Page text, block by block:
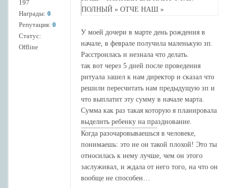
197
Награды: 0
Репутация: 0
Статус:
Offline
ПОЛНЫЙ » ОТЧЕ НАШ »
Да святится имя Твое,
да приидет Царствие Твое,
да будет воля Твоя,
яко на небеси и на земли.
Хлеб наш насущный даждь нам днесь;
и остави нам долги наша, якоже и мы
оставляем должником нашим;
и не введи нас во искушение, но избави
нас от лукаваго.
Ибо Твое есть Царство и Сила и Слава во
веки веков. Аминь.
У моей дочери в марте день рождения в
начале, в феврале получила маленькую зп.
Расстроилась и незнала что делать.
так вот через 5 дней после проведения
ритуала зашел к нам директор и сказал что
решили пересчитать нам предыдущую зп и
что выплатит эту сумму в начале марта.
Сумма как раз такая которую я планировала
выделить ребенку на празднование.
Когда разочаровываешься в человеке,
понимаешь: это не он такой плохой! Это ты
относилась к нему лучше, чем он этого
заслуживал, и ждала от него того, на что он
вообще не способен…